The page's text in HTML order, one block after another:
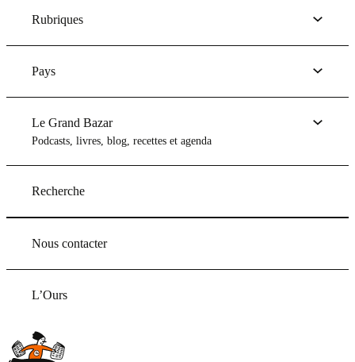
Rubriques
Pays
Le Grand Bazar
Podcasts, livres, blog, recettes et agenda
Recherche
Nous contacter
L’Ours